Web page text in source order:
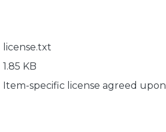
license.txt
1.85 KB
Item-specific license agreed